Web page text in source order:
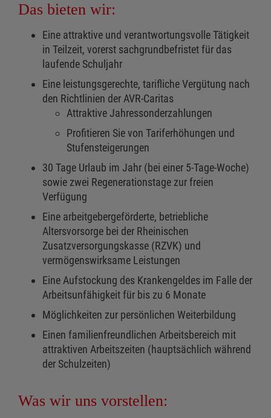
Das bieten wir:
Eine attraktive und verantwortungsvolle Tätigkeit
in Teilzeit, vorerst sachgrundbefristet für das
laufende Schuljahr
Eine leistungsgerechte, tarifliche Vergütung nach
den Richtlinien der AVR-Caritas
Attraktive Jahressonderzahlungen
Profitieren Sie von Tariferhöhungen und
Stufensteigerungen
30 Tage Urlaub im Jahr (bei einer 5-Tage-Woche)
sowie zwei Regenerationstage zur freien
Verfügung
Eine arbeitgebergeförderte, betriebliche
Altersvorsorge bei der Rheinischen
Zusatzversorgungskasse (RZVK) und
vermögenswirksame Leistungen
Eine Aufstockung des Krankengeldes im Falle der
Arbeitsunfähigkeit für bis zu 6 Monate
Möglichkeiten zur persönlichen Weiterbildung
Einen familienfreundlichen Arbeitsbereich mit
attraktiven Arbeitszeiten (hauptsächlich während
der Schulzeiten)
Was wir uns vorstellen: